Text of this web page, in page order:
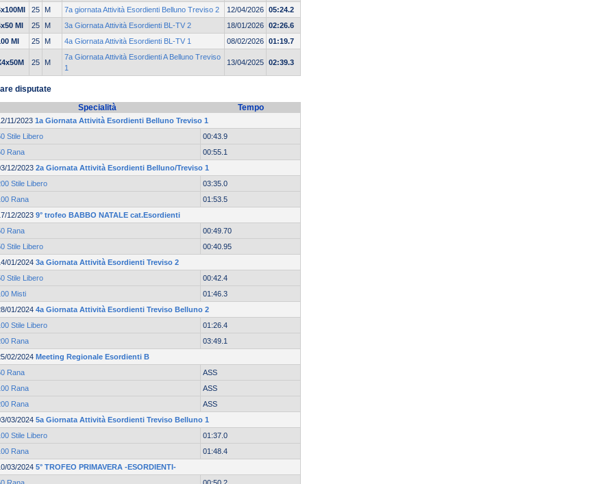
25 M 7a giornata Attività Esordienti Belluno Treviso 2 12/04/2026 05:24.2
MI
25 M 3a Giornata Attività Esordienti BL-TV 2 18/01/2026 02:26.6
MI
25 M 4a Giornata Attività Esordienti BL-TV 1 08/02/2026 01:19.7
25 M
7a Giornata Attività Esordienti A Belluno Treviso
1
13/04/2025 02:39.3
disputate
Specialità
Tempo
11/2023 1a Giornata Attività Esordienti Belluno Treviso 1
Stile Libero
00:43.9
Rana
00:55.1
12/2023 2a Giornata Attività Esordienti Belluno/Treviso 1
Stile Libero
03:35.0
Rana
01:53.5
12/2023 9° trofeo BABBO NATALE cat.Esordienti
Rana
00:49.70
Stile Libero
00:40.95
01/2024 3a Giornata Attività Esordienti Treviso 2
Stile Libero
00:42.4
Misti
01:46.3
01/2024 4a Giornata Attività Esordienti Treviso Belluno 2
Stile Libero
01:26.4
Rana
03:49.1
02/2024 Meeting Regionale Esordienti B
Rana
ASS
Rana
ASS
Rana
ASS
03/2024 5a Giornata Attività Esordienti Treviso Belluno 1
Stile Libero
01:37.0
Rana
01:48.4
03/2024 5° TROFEO PRIMAVERA -ESORDIENTI-